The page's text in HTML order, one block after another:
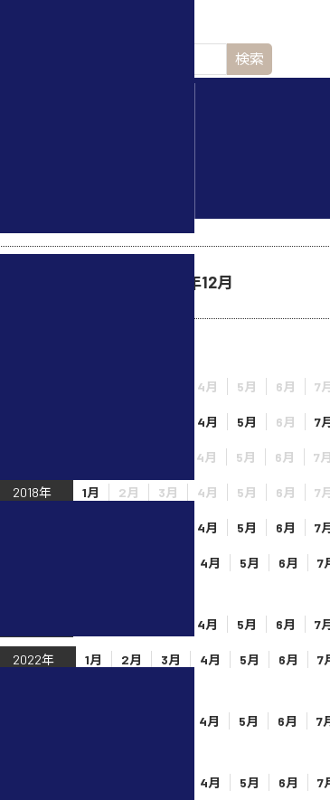
検索
▲スペシャルコンテンツの更新は、公式アカウン
バックナンバー : 2015年12月
4月 5月 6月 7
4月 5月 6月 7
4月 5月 6月 7月
2018年 1月 2月 3月 4月 5月 6月 7
4月 5月 6月 7
4月 5月 6月 7
4月 5月 6月 7
2022年 1月 2月 3月 4月 5月 6月 7
4月 5月 6月 7
4月 5月 6月 7